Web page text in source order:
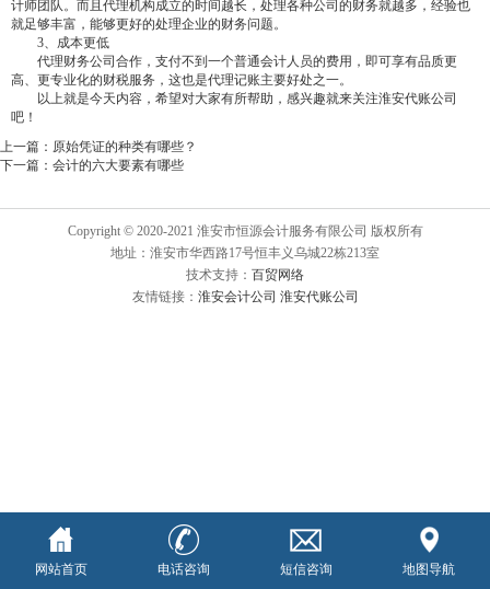
计师团队。而且代理机构成立的时间越长，处理各种公司的财务就越多，经验也
就足够丰富，能够更好的处理企业的财务问题。
3、成本更低
代理财务公司合作，支付不到一个普通会计人员的费用，即可享有品质更
高、更专业化的财税服务，这也是代理记账主要好处之一。
以上就是今天内容，希望对大家有所帮助，感兴趣就来关注淮安代账公司
吧！
上一篇： 原始凭证的种类有哪些？
下一篇： 会计的六大要素有哪些
Copyright © 2020-2021 淮安市恒源会计服务有限公司 版权所有
地址：淮安市华西路17号恒丰义乌城22栋213室
技术支持： 百贸网络
友情链接： 淮安会计公司 淮安代账公司
网站首页 电话咨询 短信咨询 地图导航